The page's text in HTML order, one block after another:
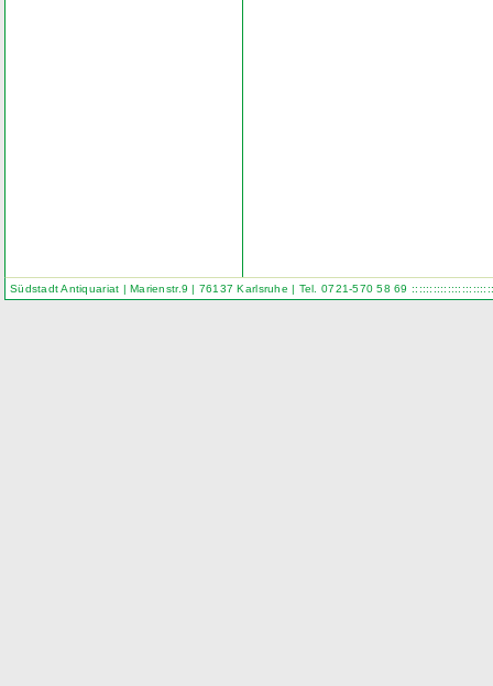
Südstadt Antiquariat | Marienstr.9 | 76137 Karlsruhe | Tel. 0721-570 58 69